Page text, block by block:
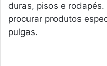
duras, pisos e
procurar produtos
pulgas.